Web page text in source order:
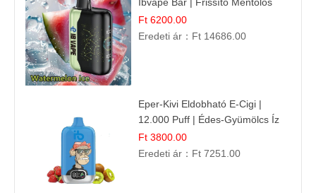
Ibvape Bar | Frissítő Mentolos
Élmény!
Ft 6200.00
Eredeti ár： Ft 14686.00
Eper-Kivi Eldobható E-Cigi |
12.000 Puff | Édes-Gyümölcs Íz
Ft 3800.00
Eredeti ár： Ft 7251.00